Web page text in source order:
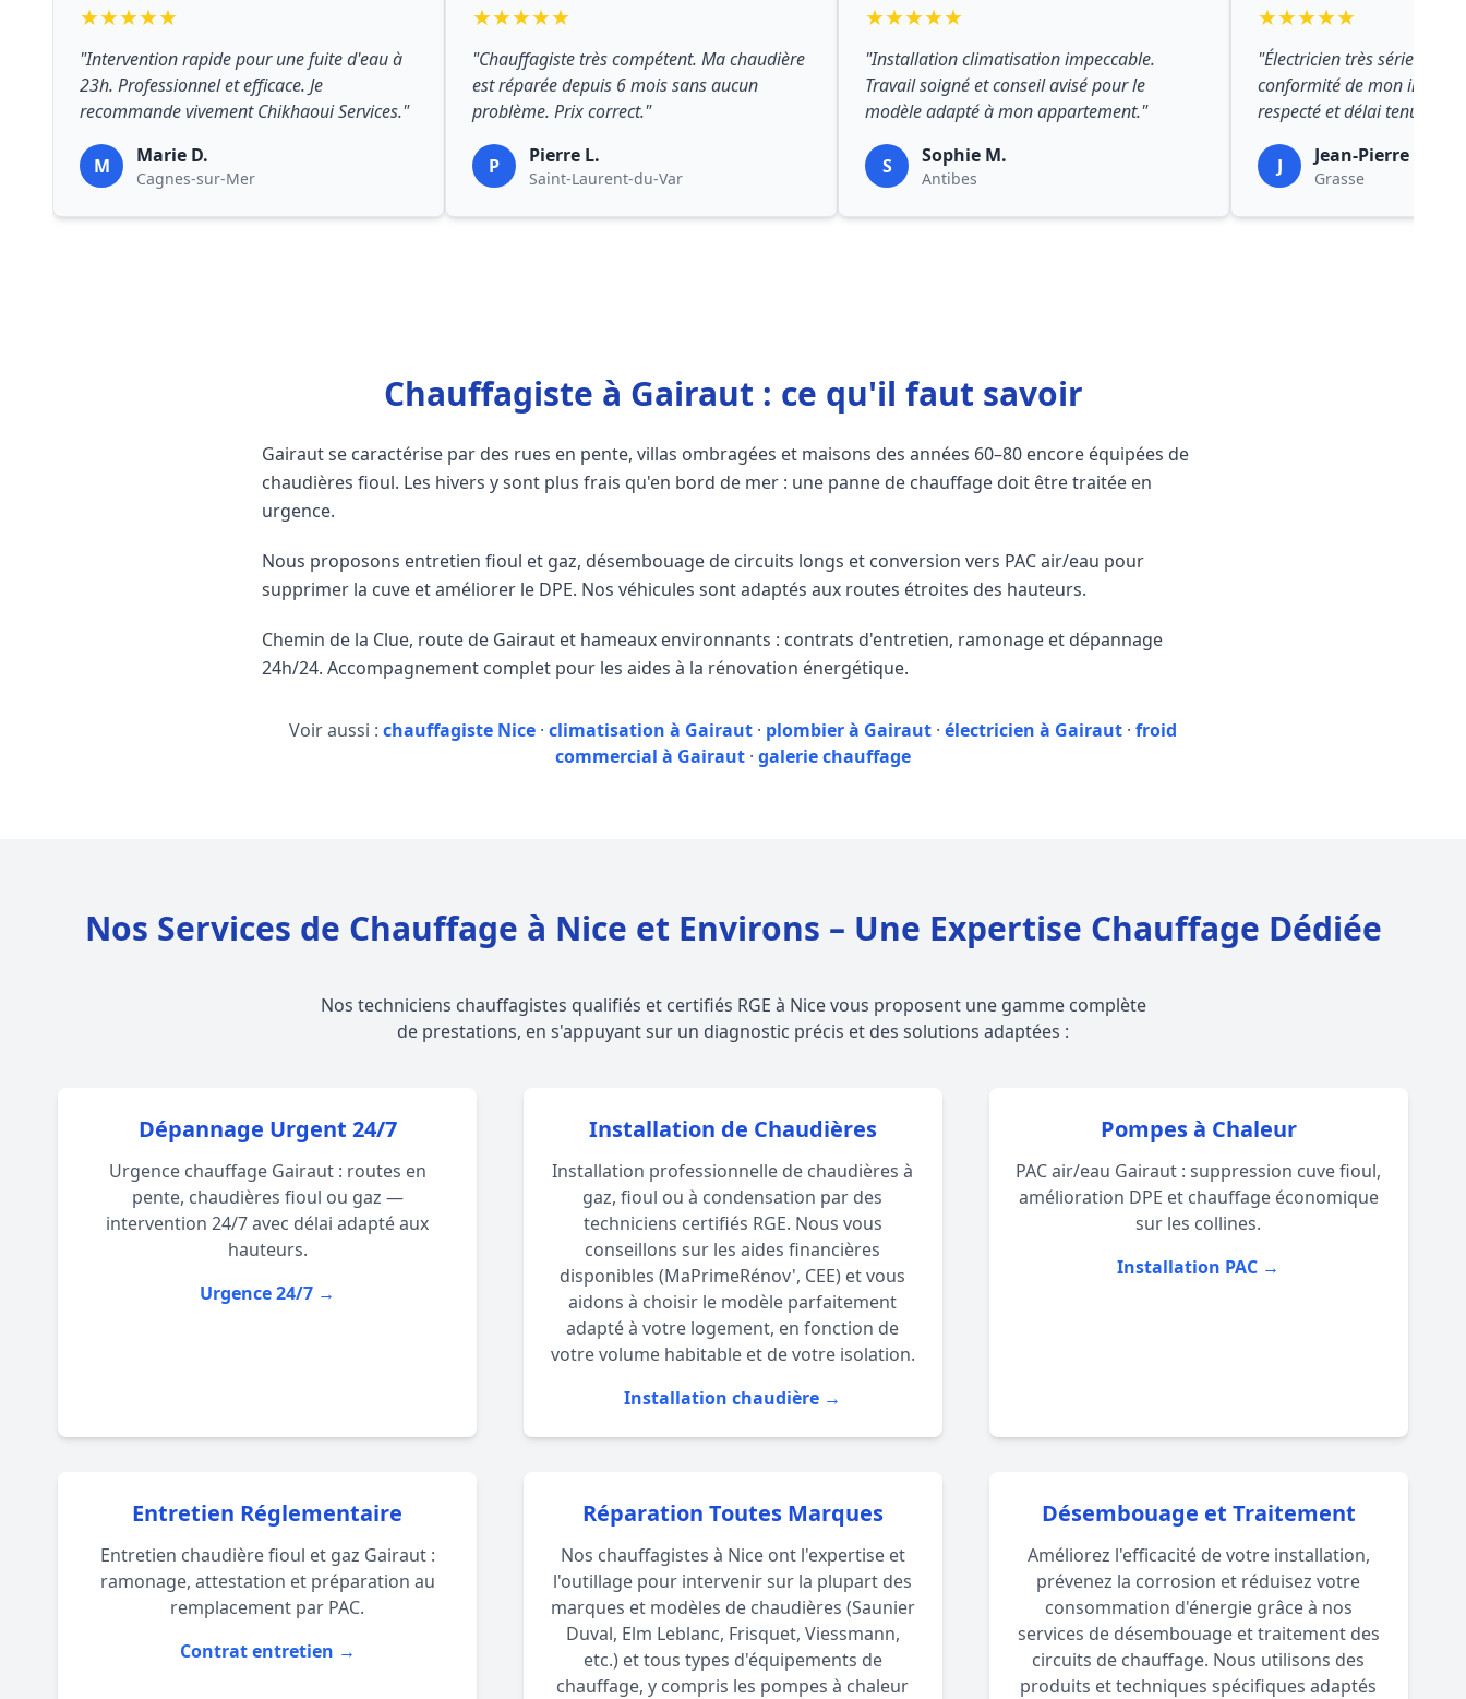
★★★★★
"Intervention rapide pour une fuite d'eau à
23h. Professionnel et efficace. Je
recommande vivement Chikhaoui Services."
M Marie D.
Cagnes-sur-Mer
★★★★★
"Chauffagiste très compétent. Ma chaudière
est réparée depuis 6 mois sans aucun
problème. Prix correct."
P Pierre L.
Saint-Laurent-du-Var
★★★★★
"Installation climatisation impeccable.
Travail soigné et conseil avisé pour le
modèle adapté à mon appartement."
S Sophie M.
Antibes
★★★★★
"Électricien très sérieux
conformité de mon
respecté et délai tenu."
J Jean-Pierre R.
Grasse
Chauffagiste à Gairaut : ce qu'il faut savoir
Gairaut se caractérise par des rues en pente, villas ombragées et maisons des années 60–80 encore équipées de
chaudières fioul. Les hivers y sont plus frais qu'en bord de mer : une panne de chauffage doit être traitée en
urgence.
Nous proposons entretien fioul et gaz, désembouage de circuits longs et conversion vers PAC air/eau pour
supprimer la cuve et améliorer le DPE. Nos véhicules sont adaptés aux routes étroites des hauteurs.
Chemin de la Clue, route de Gairaut et hameaux environnants : contrats d'entretien, ramonage et dépannage
24h/24. Accompagnement complet pour les aides à la rénovation énergétique.
Voir aussi : chauffagiste Nice · climatisation à Gairaut · plombier à Gairaut · électricien à Gairaut · froid
commercial à Gairaut · galerie chauffage
Nos Services de Chauffage à Nice et Environs – Une Expertise Chauffage Dédiée
Nos techniciens chauffagistes qualifiés et certifiés RGE à Nice vous proposent une gamme complète
de prestations, en s'appuyant sur un diagnostic précis et des solutions adaptées :
Dépannage Urgent 24/7
Urgence chauffage Gairaut : routes en
pente, chaudières fioul ou gaz —
intervention 24/7 avec délai adapté aux
hauteurs.
Urgence 24/7 →
Installation de Chaudières
Installation professionnelle de chaudières à
gaz, fioul ou à condensation par des
techniciens certifiés RGE. Nous vous
conseillons sur les aides financières
disponibles (MaPrimeRénov', CEE) et vous
aidons à choisir le modèle parfaitement
adapté à votre logement, en fonction de
votre volume habitable et de votre isolation.
Installation chaudière →
Pompes à Chaleur
PAC air/eau Gairaut : suppression cuve fioul,
amélioration DPE et chauffage économique
sur les collines.
Installation PAC →
Entretien Réglementaire
Entretien chaudière fioul et gaz Gairaut :
ramonage, attestation et préparation au
remplacement par PAC.
Contrat entretien →
Réparation Toutes Marques
Nos chauffagistes à Nice ont l'expertise et
l'outillage pour intervenir sur la plupart des
marques et modèles de chaudières (Saunier
Duval, Elm Leblanc, Frisquet, Viessmann,
etc.) et tous types d'équipements de
chauffage, y compris les pompes à chaleur
Désembouage et Traitement
Améliorez l'efficacité de votre installation,
prévenez la corrosion et réduisez votre
consommation d'énergie grâce à nos
services de désembouage et traitement des
circuits de chauffage. Nous utilisons des
produits et techniques spécifiques adaptés